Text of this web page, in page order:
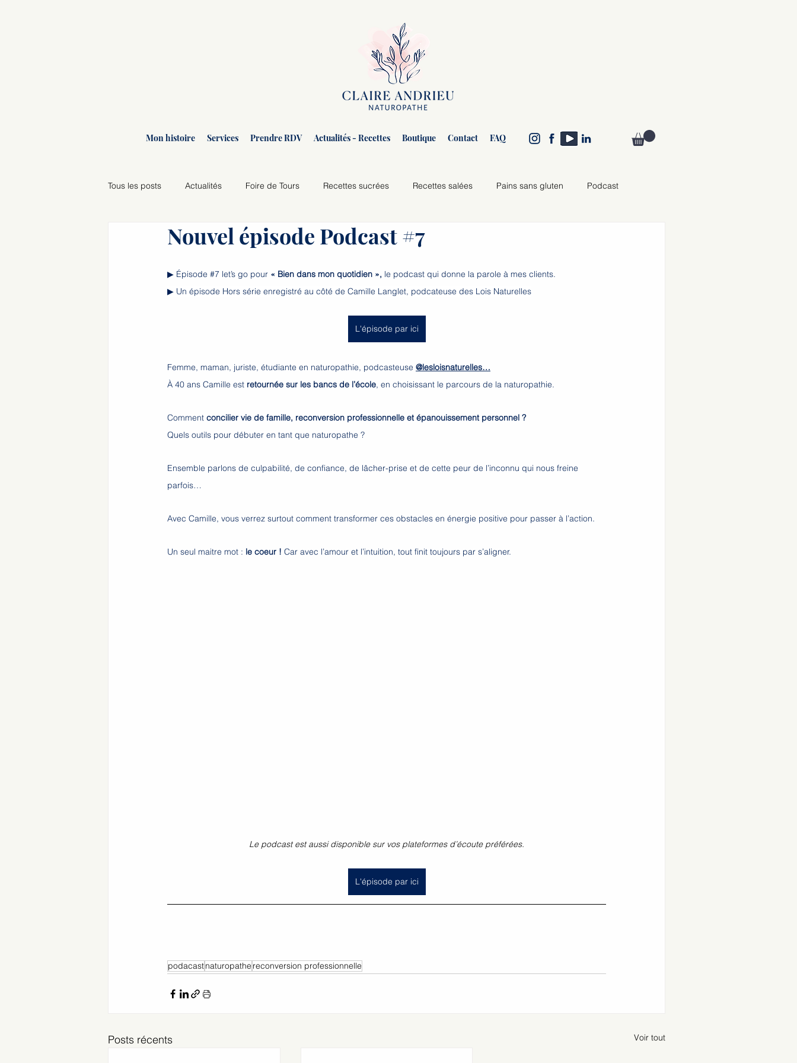
Mon histoire Services Prendre RDV Actualités - Recettes Boutique Contact FAQ
Tous les posts Actualités Foire de Tours Recettes sucrées Recettes salées Pains sans gluten Podcast
Agenda des ateliers
Nouvel épisode Podcast #7
▶ Épisode #7 let’s go pour « Bien dans mon quotidien », le podcast qui donne la parole à mes clients.
▶ Un épisode Hors série enregistré au côté de Camille Langlet, podcateuse des Lois Naturelles
L'épisode par ici
Femme, maman, juriste, étudiante en naturopathie, podcasteuse @lesloisnaturelles…
À 40 ans Camille est retournée sur les bancs de l’école, en choisissant le parcours de la naturopathie.
Comment concilier vie de famille, reconversion professionnelle et épanouissement personnel ?
Quels outils pour débuter en tant que naturopathe ?
Ensemble parlons de culpabilité, de confiance, de lâcher-prise et de cette peur de l’inconnu qui nous freine
parfois…
Avec Camille, vous verrez surtout comment transformer ces obstacles en énergie positive pour passer à l’action.
Un seul maitre mot : le coeur ! Car avec l’amour et l’intuition, tout finit toujours par s’aligner.
Le podcast est aussi disponible sur vos plateformes d’écoute préférées.
L'épisode par ici
podacastnaturopathe reconversion professionnelle
Posts récents Voir tout